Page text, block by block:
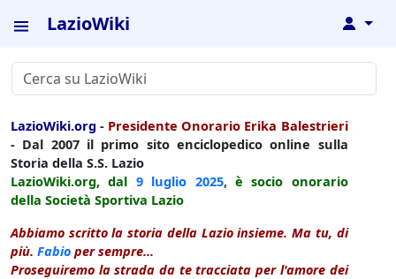
LazioWiki ↓
LazioWiki.org - Presidente Onorario Erika Balestrieri
- Dal 2007 il primo sito enciclopedico online sulla
Storia della S.S. Lazio
LazioWiki.org, dal 9 luglio 2025, è socio onorario
della Società Sportiva Lazio
Abbiamo scritto la storia della Lazio insieme. Ma tu, di
più. Fabio per sempre...
Proseguiremo la strada da te tracciata per l'amore dei